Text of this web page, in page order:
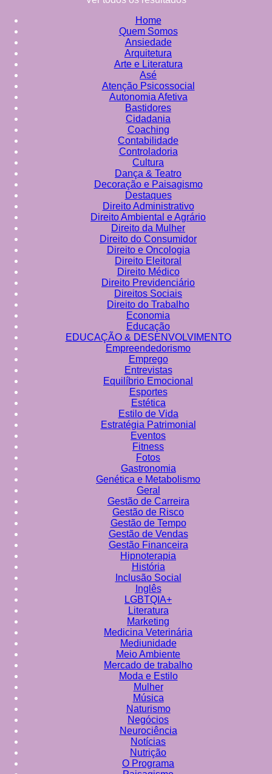
Home
Quem Somos
Ansiedade
Arquitetura
Arte e Literatura
Asé
Atenção Psicossocial
Autonomia Afetiva
Bastidores
Cidadania
Coaching
Contabilidade
Controladoria
Cultura
Dança & Teatro
Decoração e Paisagismo
Destaques
Direito Administrativo
Direito Ambiental e Agrário
Direito da Mulher
Direito do Consumidor
Direito e Oncologia
Direito Eleitoral
Direito Médico
Direito Previdenciário
Direitos Sociais
Direito do Trabalho
Economia
Educação
EDUCAÇÃO & DESENVOLVIMENTO
Empreendedorismo
Emprego
Entrevistas
Equilíbrio Emocional
Esportes
Estética
Estilo de Vida
Estratégia Patrimonial
Eventos
Fitness
Fotos
Gastronomia
Genética e Metabolismo
Geral
Gestão de Carreira
Gestão de Risco
Gestão de Tempo
Gestão de Vendas
Gestão Financeira
Hipnoterapia
História
Inclusão Social
Inglês
LGBTQIA+
Literatura
Marketing
Medicina Veterinária
Mediunidade
Meio Ambiente
Mercado de trabalho
Moda e Estilo
Mulher
Música
Naturismo
Negócios
Neurociência
Notícias
Nutrição
O Programa